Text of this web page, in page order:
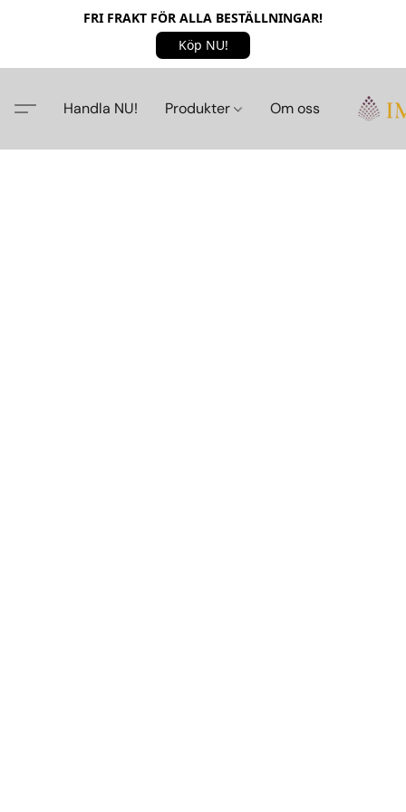
FRI FRAKT FÖR ALLA BESTÄLLNINGAR!
Köp NU!
Handla NU! Produkter Om oss